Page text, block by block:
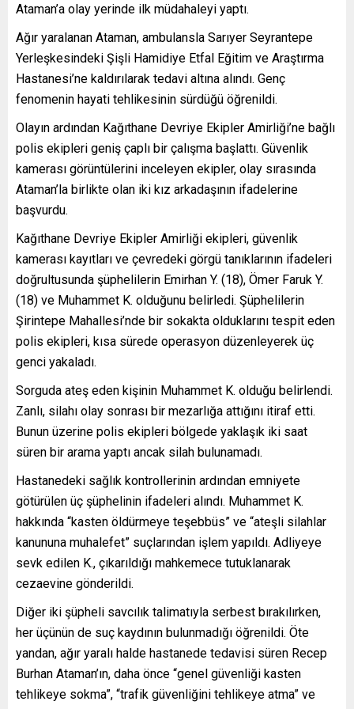
Ataman’a olay yerinde ilk müdahaleyi yaptı.
Ağır yaralanan Ataman, ambulansla Sarıyer Seyrantepe
Yerleşkesindeki Şişli Hamidiye Etfal Eğitim ve Araştırma
Hastanesi’ne kaldırılarak tedavi altına alındı. Genç
fenomenin hayati tehlikesinin sürdüğü öğrenildi.
Olayın ardından Kağıthane Devriye Ekipler Amirliği’ne bağlı
polis ekipleri geniş çaplı bir çalışma başlattı. Güvenlik
kamerası görüntülerini inceleyen ekipler, olay sırasında
Ataman’la birlikte olan iki kız arkadaşının ifadelerine
başvurdu.
Kağıthane Devriye Ekipler Amirliği ekipleri, güvenlik
kamerası kayıtları ve çevredeki görgü tanıklarının ifadeleri
doğrultusunda şüphelilerin Emirhan Y. (18), Ömer Faruk Y.
(18) ve Muhammet K. olduğunu belirledi. Şüphelilerin
Şirintepe Mahallesi’nde bir sokakta olduklarını tespit eden
polis ekipleri, kısa sürede operasyon düzenleyerek üç
genci yakaladı.
Sorguda ateş eden kişinin Muhammet K. olduğu belirlendi.
Zanlı, silahı olay sonrası bir mezarlığa attığını itiraf etti.
Bunun üzerine polis ekipleri bölgede yaklaşık iki saat
süren bir arama yaptı ancak silah bulunamadı.
Hastanedeki sağlık kontrollerinin ardından emniyete
götürülen üç şüphelinin ifadeleri alındı. Muhammet K.
hakkında “kasten öldürmeye teşebbüs” ve “ateşli silahlar
kanununa muhalefet” suçlarından işlem yapıldı. Adliyeye
sevk edilen K., çıkarıldığı mahkemece tutuklanarak
cezaevine gönderildi.
Diğer iki şüpheli savcılık talimatıyla serbest bırakılırken,
her üçünün de suç kaydının bulunmadığı öğrenildi. Öte
yandan, ağır yaralı halde hastanede tedavisi süren Recep
Burhan Ataman’ın, daha önce “genel güvenliği kasten
tehlikeye sokma”, “trafik güvenliğini tehlikeye atma” ve